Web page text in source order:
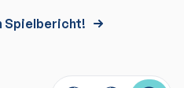
Spielbericht!